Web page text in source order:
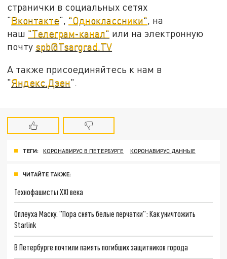
странички в социальных сетях
"Вконтакте", "Одноклассники" , на
наш "Телеграм-канал" или на электронную
почту spb@Tsargrad.TV
А также присоединяйтесь к нам в
"Яндекс.Дзен".
ТЕГИ: КОРОНАВИРУС В ПЕТЕРБУРГЕ КОРОНАВИРУС ДАННЫЕ
ЧИТАЙТЕ ТАКЖЕ:
Технофашисты XXI века
Оплеуха Маску. "Пора снять белые перчатки": Как уничтожить
Starlink
В Петербурге почтили память погибших защитников города